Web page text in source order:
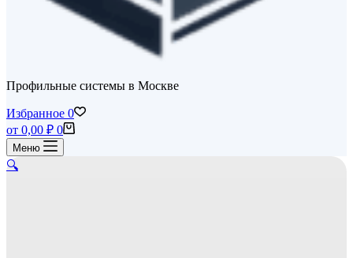
Профильные системы в Москве
Избранное 0
Корзина
от 0,00 ₽ 0
Меню
🔍